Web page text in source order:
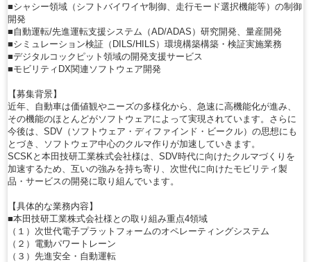
■シャシー領域（シフトバイワイヤ制御、走行モード選択機能等）の制御
開発
■自動運転/先進運転支援システム（AD/ADAS）研究開発、量産開発
■シミュレーション検証（DILS/HILS）環境構築構築・検証実施業務
■デジタルコックピット領域の開発支援サービス
■モビリティDX関連ソフトウェア開発
【募集背景】
近年、自動車は価値観やニーズの多様化から、急速に高機能化が進み、
その機能のほとんどがソフトウェアによって実現されています。さらに
今後は、SDV（ソフトウェア・ディファインド・ビークル）の思想にも
とづき、ソフトウェア中心のクルマ作りが加速していきます。
SCSKと本田技研工業株式会社様は、SDV時代に向けたクルマづくりを
加速するため、互いの強みを持ち寄り、次世代に向けたモビリティ製
品・サービスの開発に取り組んでいます。
【具体的な業務内容】
■本田技研工業株式会社様との取り組み重点4領域
（１）次世代電子プラットフォームのオペレーティングシステム
（２）電動パワートレーン
（３）先進安全・自動運転